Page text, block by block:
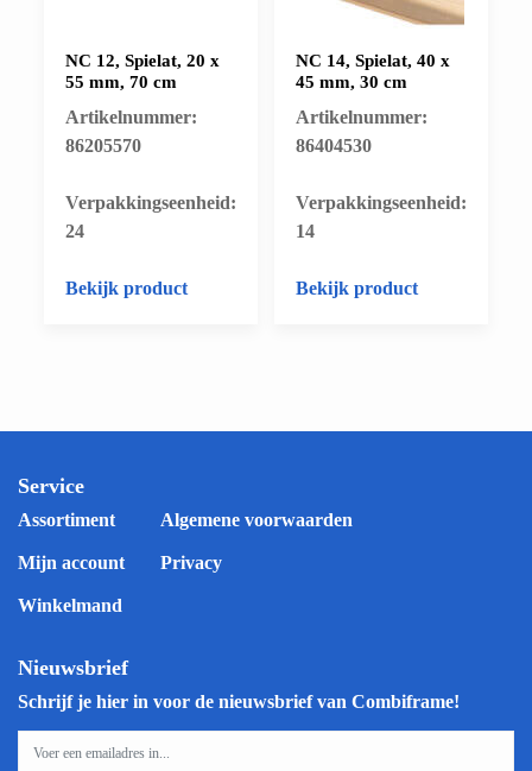
NC 12, Spielat, 20 x
55 mm, 70 cm
Artikelnummer:
86205570
​Verpakkingseenheid:
24
Bekijk product
NC 14, Spielat, 40 x
45 mm, 30 cm
Artikelnummer:
86404530
​Verpakkingseenheid:
14
Bekijk product
Service
Assortiment
Mijn account
Winkelmand
Algemene voorwaarden
Privacy
Nieuwsbrief
Schrijf je hier in voor de nieuwsbrief van Combiframe!